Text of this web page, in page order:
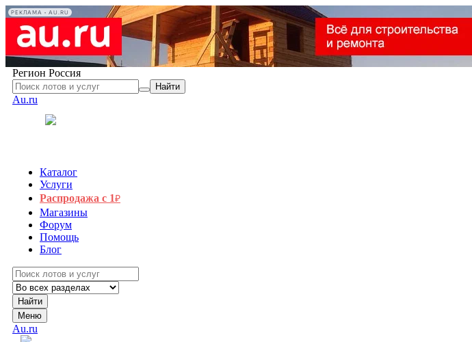
РЕКЛАМА • AU.RU
Регион Россия
Найти
Au.ru
Каталог
Услуги
Распродажа с 1₽
Магазины
Форум
Помощь
Блог
Найти
Меню
Au.ru